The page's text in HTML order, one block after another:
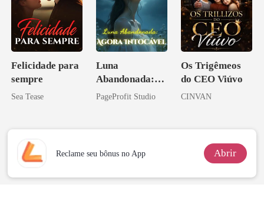
Felicidade para
sempre
Sea Tease
Luna
Abandonada:
Agora Intocável
PageProfit Studio
Os Trigêmeos
do CEO Viúvo
CINVAN
Reclame seu bônus no App Abrir